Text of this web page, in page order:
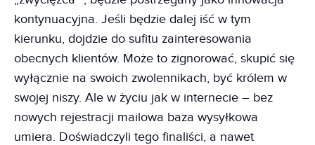
kontynuacyjna. Jeśli będzie dalej iść w tym
kierunku, dojdzie do sufitu zainteresowania
obecnych klientów. Może to zignorować, skupić się
wyłącznie na swoich zwolennikach, być królem w
swojej niszy. Ale w życiu jak w internecie – bez
nowych rejestracji mailowa baza wysyłkowa
umiera. Doświadczyli tego finaliści, a nawet